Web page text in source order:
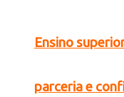
Ensino
parceria e